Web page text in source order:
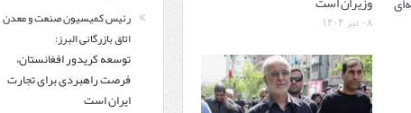
۰۸ تیر ۱۴۰۴
رئیس کمیسیون صنعت و معدن
اتاق بازرگانی البرز:
توسعه کریدور افغانستان،
فرصت راهبردی برای تجارت
ایران است